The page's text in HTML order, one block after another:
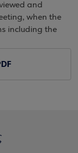
and
when the
including the